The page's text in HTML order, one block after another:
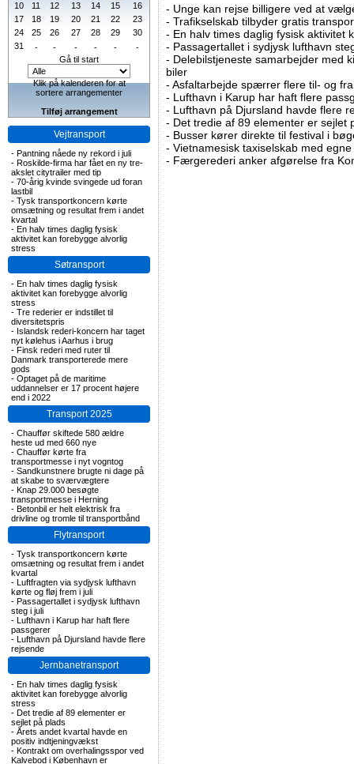
10
11 12 13 14 15
16
17
18 19 20 21 22
23
24
25 26 27 28 29
30
31
- - - - -
-
Gå til start
Klik på kalenderen for at
sortere arrangementer
Tilføj arrangement
Vejtransport
- Pantning nåede ny rekord i juli
- Roskilde-firma har fået en ny tre-
akslet citytrailer med tip
- 70-årig kvinde svingede ud foran
lastbil
- Tysk transportkoncern kørte
omsætning og resultat frem i andet
kvartal
- En halv times daglig fysisk
aktivitet kan forebygge alvorlig
stress
Søtransport
- En halv times daglig fysisk
aktivitet kan forebygge alvorlig
stress
- Tre rederier er indstillet til
diversitetspris
- Islandsk rederi-koncern har taget
nyt kølehus i Aarhus i brug
- Finsk rederi med ruter til
Danmark transporterede mere
gods
- Optaget på de maritime
uddannelser er 17 procent højere
end i 2022
Transport 2025
- Chauffør skiftede 580 ældre
heste ud med 660 nye
- Chauffør kørte fra
transportmesse i nyt vogntog
- Sandkunstnere brugte ni dage på
at skabe to sværvægtere
- Knap 29.000 besøgte
transportmesse i Herning
- Betonbil er helt elektrisk fra
drivline og tromle til transportbånd
Flytransport
- Tysk transportkoncern kørte
omsætning og resultat frem i andet
kvartal
- Luftfragten via sydjysk lufthavn
kørte og fløj frem i juli
- Passagertallet i sydjysk lufthavn
steg i juli
- Lufthavn i Karup har haft flere
passgerer
- Lufthavn på Djursland havde flere
rejsende
Jernbanetransport
- En halv times daglig fysisk
aktivitet kan forebygge alvorlig
stress
- Det tredie af 89 elementer er
sejlet på plads
- Årets andet kvartal havde en
positiv indtjeningvækst
- Kontrakt om overhalingsspor ved
Kalvebod i København er
- Unge kan rejse billigere ved at
- Trafikselskab tilbyder gratis
- En halv times daglig fysisk aktivitet
- Passagertallet i sydjysk lufthavn
- Delebilstjeneste samarbejder med
biler
- Asfaltarbejde spærrer flere til- og
- Lufthavn i Karup har haft flere
- Lufthavn på Djursland havde flere
- Det tredie af 89 elementer er sejlet
- Busser kører direkte til festival i
- Vietnamesisk taxiselskab med
- Færgerederi anker afgørelse fra